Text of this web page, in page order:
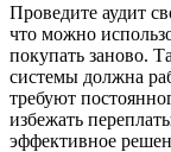
Проведите аудит
что можно
покупать заново.
системы должна
требуют
избежать
эффективное